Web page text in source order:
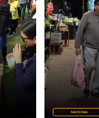
NACIONAL